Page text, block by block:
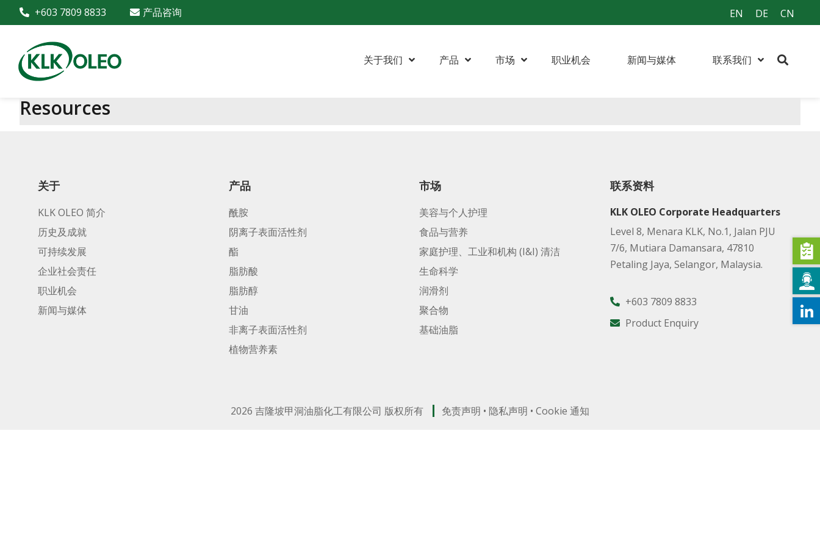
+603 7809 8833 产品咨询 EN DE CN
关于我们 产品 市场 职业机会 新闻与媒体 联系我们
Resources
关于
KLK OLEO 简介
历史及成就
可持续发展
企业社会责任
职业机会
新闻与媒体
产品
酰胺
阴离子表面活性剂
酯
脂肪酸
脂肪醇
甘油
非离子表面活性剂
植物营养素
市场
美容与个人护理
食品与营养
家庭护理、工业和机构 (I&I) 清洁
生命科学
润滑剂
聚合物
基础油脂
联系资料
KLK OLEO Corporate Headquarters
Level 8, Menara KLK, No.1, Jalan PJU
7/6, Mutiara Damansara, 47810
Petaling Jaya, Selangor, Malaysia.
+603 7809 8833
Product Enquiry
免责声明 • 隐私声明 • Cookie 通知
2026 吉隆坡甲洞油脂化工有限公司 版权所有